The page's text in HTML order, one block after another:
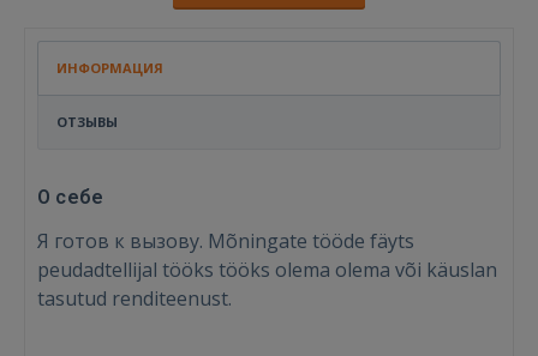
ИНФОРМАЦИЯ
ОТЗЫВЫ
О себе
Я готов к вызову. Mõningate tööde fäyts
peudadtellijal tööks tööks olema olema või käuslan
tasutud renditeenust.